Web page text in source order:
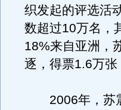
织发起的评选活
数超过10万名，
18%来自亚洲，
逐，得票1.6万
2006年，苏震